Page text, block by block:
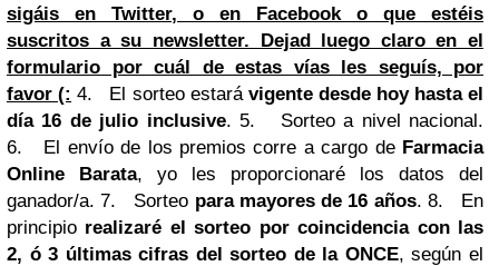
sigáis en Twitter, o en Facebook o que estéis
suscritos a su newsletter. Dejad luego claro en el
formulario por cuál de estas vías les seguís, por
favor (: 4. El sorteo estará vigente desde hoy hasta el
día 16 de julio inclusive. 5.
Sorteo a nivel nacional.
6.
El envío de los premios corre a cargo de Farmacia
Online Barata, yo les proporcionaré los datos del
ganador/a. 7. Sorteo para mayores de 16 años. 8.
En
principio realizaré el sorteo por coincidencia con las
2, ó 3 últimas cifras del sorteo de la ONCE, según el